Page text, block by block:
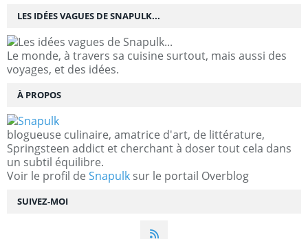
SUIVEZ-MOI
LES IDÉES VAGUES DE SNAPULK...
Le monde, à travers sa cuisine surtout, mais aussi des
voyages, et des idées.
À PROPOS
blogueuse culinaire, amatrice d'art, de littérature,
Springsteen addict et cherchant à doser tout cela dans
un subtil équilibre.
Voir le profil de Snapulk sur le portail Overblog